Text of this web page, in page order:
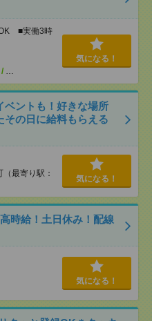
■実働3時
/ …
気になる！
ベントも！好きな場所
の日に給料もらえる
最寄り駅：
気になる！
時給！土日休み！配線
気になる！